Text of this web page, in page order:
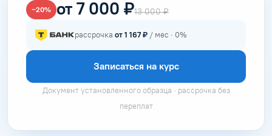
−20% от 7 000 ₽13 000 ₽
рассрочка от 1 167 ₽ / мес · 0%
Записаться на курс
Документ установленного образца · рассрочка без
переплат